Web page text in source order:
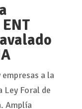
a la
Ley Foral de
Amplía